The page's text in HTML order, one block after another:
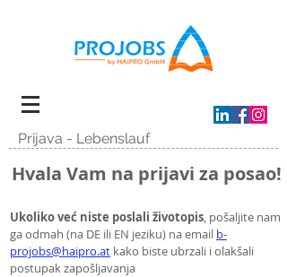
Prijava - Lebenslauf
Hvala Vam na prijavi za posao!
Ukoliko već niste poslali životopis, pošaljite nam
ga odmah (na DE ili EN jeziku) na email b-
projobs@haipro.at kako biste ubrzali i olakšali
postupak zapošljavanja